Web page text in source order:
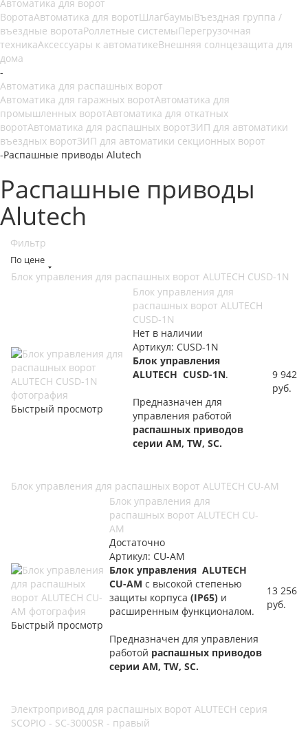
Автоматика для ворот
ВоротаАвтоматика для воротШлагбаумыВъездная группа /
въездные воротаРоллетные системыПерегрузочная
техникаАксессуары к автоматикеВнешняя солнцезащита для
дома
-
Автоматика для распашных ворот
Автоматика для гаражных воротАвтоматика для
промышленных воротАвтоматика для откатных
воротАвтоматика для распашных воротЗИП для автоматики
въездных воротЗИП для автоматики секционных ворот
-Распашные приводы Alutech
Распашные приводы
Alutech
Фильтр
По цене
Блок управления для распашных ворот ALUTECH CUSD-1N
Быстрый просмотр
Блок управления для
распашных ворот ALUTECH
CUSD-1N
Нет в наличии
Артикул: CUSD-1N
Блок управления
ALUTECH CUSD-1N.
Предназначен для
управления работой
распашных приводов
серии AM, TW, SC.
9 942
руб.
Блок управления для распашных ворот ALUTECH CU-AM
Быстрый просмотр
Блок управления для
распашных ворот ALUTECH CU-
AM
Достаточно
Артикул: CU-AM
Блок управления ALUTECH
CU-AM с высокой степенью
защиты корпуса (IP65) и
расширенным функционалом.
Предназначен для управления
работой распашных приводов
серии AM, TW, SC.
13 256
руб.
Электропривод для распашных ворот ALUTECH серия
SCOPIO - SC-3000SR - правый